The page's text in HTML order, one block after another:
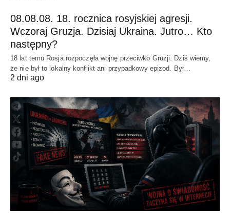
08.08.08. 18. rocznica rosyjskiej agresji.
Wczoraj Gruzja. Dzisiaj Ukraina. Jutro… Kto
następny?
18 lat temu Rosja rozpoczęła wojnę przeciwko Gruzji. Dziś wiemy,
że nie był to lokalny konflikt ani przypadkowy epizod. Był…
2 dni ago